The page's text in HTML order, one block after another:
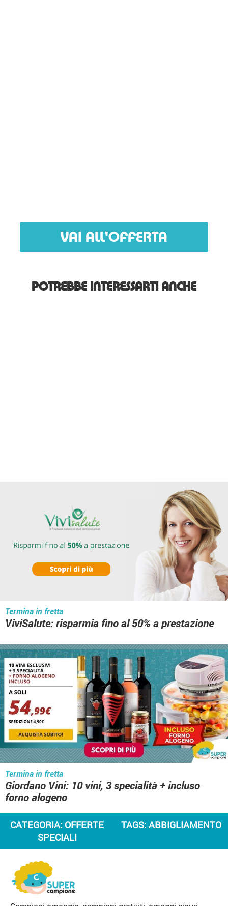
VAI ALL'OFFERTA
POTREBBE INTERESSARTI ANCHE
Termina in fretta
ViviSalute: risparmia fino al 50% a prestazione
Termina in fretta
Giordano Vini: 10 vini, 3 specialità + incluso
forno alogeno
CATEGORIA: OFFERTE
SPECIALI
TAGS: ABBIGLIAMENTO